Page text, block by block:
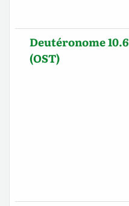
Deutéronome 10.6
(OST)